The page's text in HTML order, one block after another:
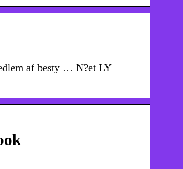
af besty … N?et LY